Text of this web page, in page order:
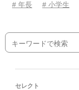
# 年長
# 小学生
セレクト